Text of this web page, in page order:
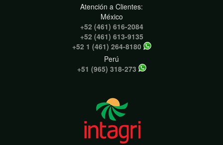
Atención a Clientes:
México
+52 (461) 616-2084
+52 (461) 613-9135
+52 1 (461) 264-8180
Perú
+51 (965) 318-273